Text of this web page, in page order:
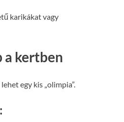
karikákat vagy
a kertben
egy kis „olimpia”.